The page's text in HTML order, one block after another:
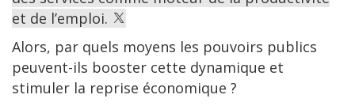
et de l’emploi.
Alors, par quels moyens les pouvoirs publics
peuvent-ils booster cette dynamique et
stimuler la reprise économique ?